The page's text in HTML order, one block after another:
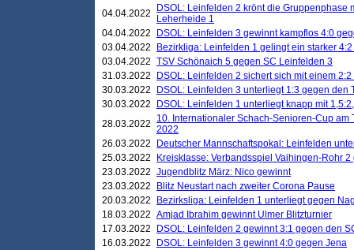
04.04.2022
DSOL: Leinfelden 2 krönt die Gruppenphase
Leherheide 1
04.04.2022
DSOL: Leinfelden 3 gewinnt kampflos 4:0
03.04.2022
Bezirkliga: Leinfelden 1 gelingt ein starker
03.04.2022 TSV Schönaich 5 gegen SC Leinfelden 3
31.03.2022
DSOL: Leinfelden 2 sichert sich mit einem
30.03.2022
DSOL: Leinfelden 3 unterliegt 1:3 gegen den
30.03.2022
DSOL: Leinfelden 1 unterliegt knapp mit
28.03.2022
10. Internationaler Schach-Senioren-Cup am
2022
26.03.2022
Deutscher Mannschaftspokal: Leinfelden
25.03.2022
Kreisklasse: Verbandsspiel Vaihingen-Rohr
23.03.2022 Jugendblitz März: Nico gewinnt
23.03.2022
Blitz Neustart nach zweiter Corona Pause
20.03.2022
Bezirksliga: Leinfelden 1 unterliegt gegen
18.03.2022 Amjad Ibrahim gewinnt Ulmer Blitzturnier
17.03.2022
DSOL: Leinfelden 2 gewinnt 3:1 gegen den
16.03.2022
DSOL: Leinfelden 3 gewinnt 4:0 gegen Jena